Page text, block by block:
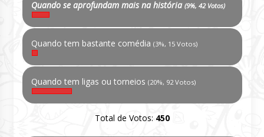
Quando se aprofundam mais na história (9%, 42 Votos)
Quando tem bastante comédia (3%, 15 Votos)
Quando tem ligas ou torneios (20%, 92 Votos)
Total de Votos: 450